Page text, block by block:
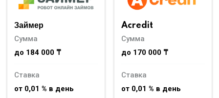
Займер
Сумма
до 184 000 ₸
Ставка
от 0,01 % в день
Acredit
Сумма
до 170 000 ₸
Ставка
от 0,01 % в день